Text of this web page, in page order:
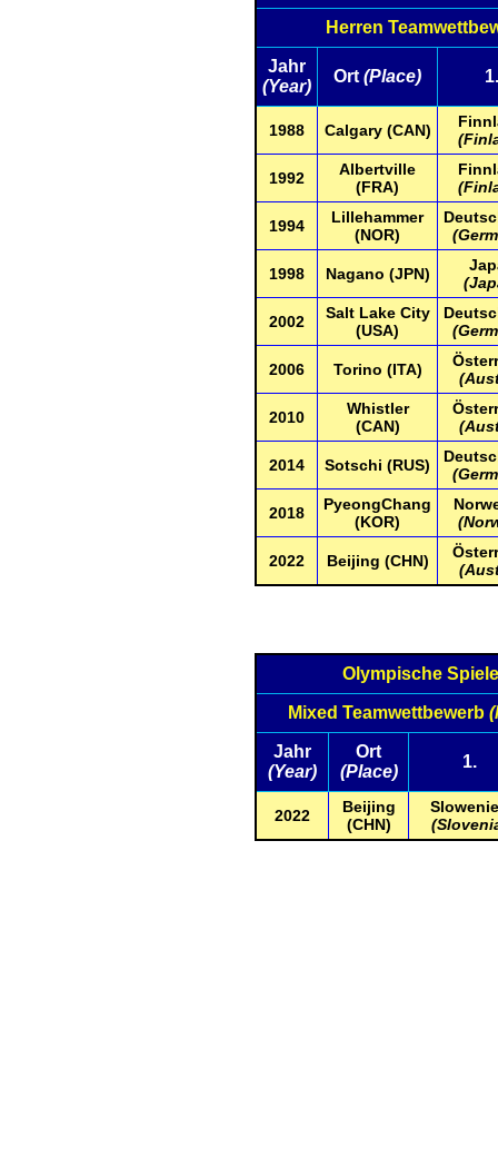
Herren
Jahr
(Year)
Ort (Place) 1.
1988 Calgary (CAN)
1992
Albertville
(FRA)
1994
Lillehammer
(NOR)
1998 Nagano (JPN)
2002
Salt Lake City
(USA)
2006 Torino (ITA)
2010
Whistler
(CAN)
2014 Sotschi (RUS)
2018
PyeongChang
(KOR)
2022 Beijing (CHN)
Olympische
Mixed Teamwettbewerb
Jahr
(Year)
Ort
(Place)
1.
2022
Beijing
(CHN)